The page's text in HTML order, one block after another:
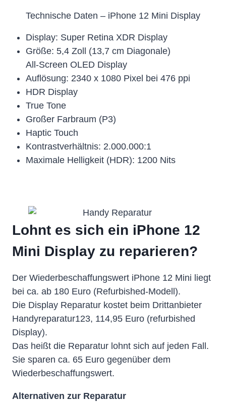
Technische Daten – iPhone 12 Mini Display
Display: Super Retina XDR Display
Größe: 5,4 Zoll (13,7 cm Diagonale)
All‑Screen OLED Display
Auflösung: 2340 x 1080 Pixel bei 476 ppi
HDR Display
True Tone
Großer Farbraum (P3)
Haptic Touch
Kontrast­verhältnis: 2.000.000:1
Maximale Helligkeit (HDR): 1200 Nits
Lohnt es sich ein iPhone 12
Mini Display zu reparieren?
Der Wiederbeschaffungswert iPhone 12 Mini liegt
bei ca. ab 180 Euro (Refurbished-Modell).
Die Display Reparatur kostet beim Drittanbieter
Handyreparatur123, 114,95 Euro (refurbished
Display).
Das heißt die Reparatur lohnt sich auf jeden Fall.
Sie sparen ca. 65 Euro gegenüber dem
Wiederbeschaffungswert.
Alternativen zur Reparatur